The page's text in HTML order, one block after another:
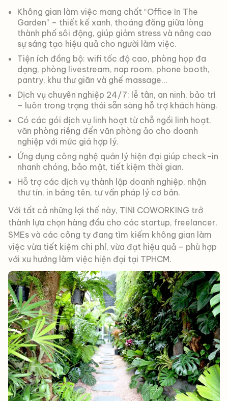
Không gian làm việc mang chất “Office In The
Garden” – thiết kế xanh, thoáng đãng giữa lòng
thành phố sôi động, giúp giảm stress và nâng cao
sự sáng tạo hiệu quả cho người làm việc.
Tiện ích đồng bộ: wifi tốc độ cao, phòng họp đa
dạng, phòng livestream, nap room, phone booth,
pantry, khu thư giãn và ghế massage…
Dịch vụ chuyên nghiệp 24/7: lễ tân, an ninh, bảo trì
– luôn trong trạng thái sẵn sàng hỗ trợ khách hàng.
Có các gói dịch vụ linh hoạt từ chỗ ngồi linh hoạt,
văn phòng riêng đến văn phòng ảo cho doanh
nghiệp với mức giá hợp lý.
Ứng dụng công nghệ quản lý hiện đại giúp check-in
nhanh chóng, bảo mật, tiết kiệm thời gian.
Hỗ trợ các dịch vụ thành lập doanh nghiệp, nhận
thư tín, in bảng tên, tư vấn pháp lý cơ bản.
Với tất cả những lợi thế này, TINI COWORKING trở
thành lựa chọn hàng đầu cho các startup, freelancer,
SMEs và các công ty đang tìm kiếm không gian làm
việc vừa tiết kiệm chi phí, vừa đạt hiệu quả – phù hợp
với xu hướng làm việc hiện đại tại TPHCM.